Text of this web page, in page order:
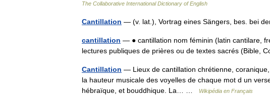
The Collaborative International Dictionary of English
Cantillation — (v. lat.), Vortrag eines Sängers, bes. bei
cantillation — ● cantillation nom féminin (latin cantilare,
lectures publiques de prières ou de textes sacrés (Bible,
Cantillation — Lieux de cantillation chrétienne,
la hauteur musicale des voyelles de chaque mot d un
hébraïque, et bouddhique. La… …
Wikipédia en Français